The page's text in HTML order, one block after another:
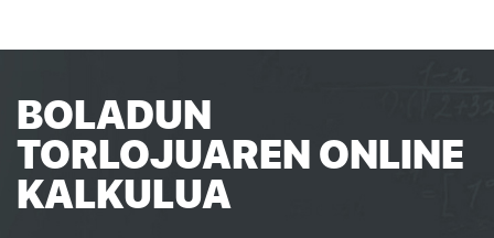
BOLADUN
TORLOJUAREN ONLINE
KALKULUA